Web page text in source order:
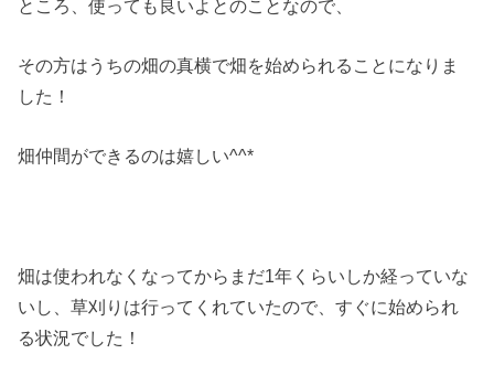
ところ、使っても良いよとのことなので、
その方はうちの畑の真横で畑を始められることになりま
した！
畑仲間ができるのは嬉しい^^*
畑は使われなくなってからまだ1年くらいしか経っていな
いし、草刈りは行ってくれていたので、すぐに始められ
る状況でした！